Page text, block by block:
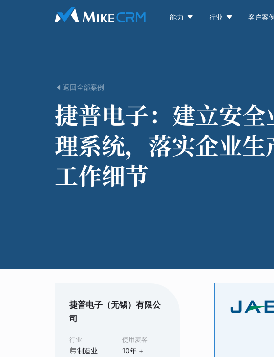
能力  行业  客户案
 返回全部案例
捷普电子： 建立安全
理系统，落实企业生
工作细节
捷普电子（无锡）有限公
司
行业
制造业
使用麦客
10年 +